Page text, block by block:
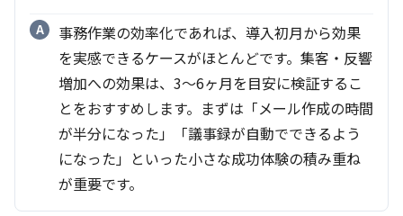
事務作業の効率化であれば、導入初月から効果
を実感できるケースがほとんどです。集客・反響
増加への効果は、3〜6ヶ月を目安に検証するこ
とをおすすめします。まずは「メール作成の時間
が半分になった」「議事録が自動でできるよう
になった」といった小さな成功体験の積み重ね
が重要です。